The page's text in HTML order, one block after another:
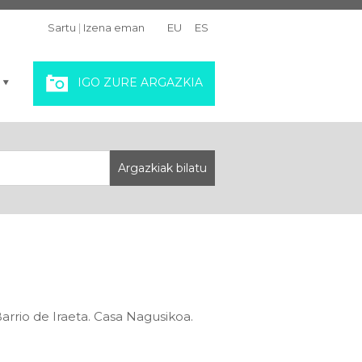
Sartu | Izena eman EU ES
IGO ZURE ARGAZKIA
de Iraeta. Casa Nagusikoa.